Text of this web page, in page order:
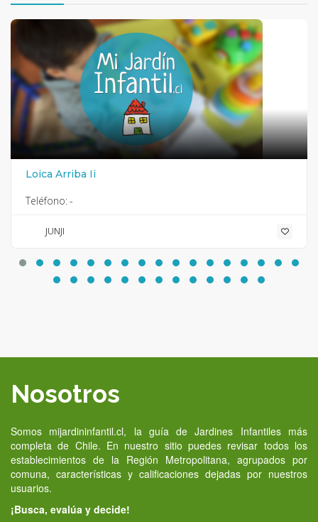
Loica Arriba Ii
Teléfono:-
JUNJI
Nosotros
Somos mijardininfantil.cl, la guía de Jardines Infantiles más
completa de Chile. En nuestro sitio puedes revisar todos los
establecimientos de la Región Metropolitana, agrupados por
comuna, características y calificaciones dejadas por nuestros
usuarios.
¡Busca, evalúa y decide!